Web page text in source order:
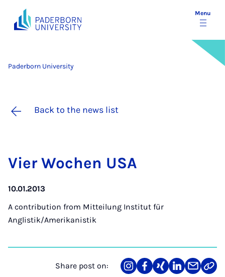
Menu
Paderborn University
Back to the news list
Vi­er Wochen USA
10.01.2013
A contribution from Mitteilung Institut für
Anglistik/Amerikanistik
Share post on:
ShareTeilenTeilenTeilenTeilenLink